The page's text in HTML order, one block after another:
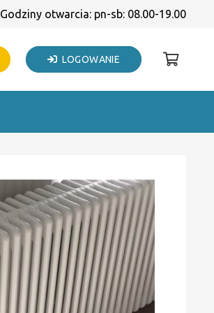
Godziny otwarcia: pn-sb: 08.00-19.00
LOGOWANIE